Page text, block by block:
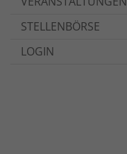
STELLENBÖRSE
LOGIN